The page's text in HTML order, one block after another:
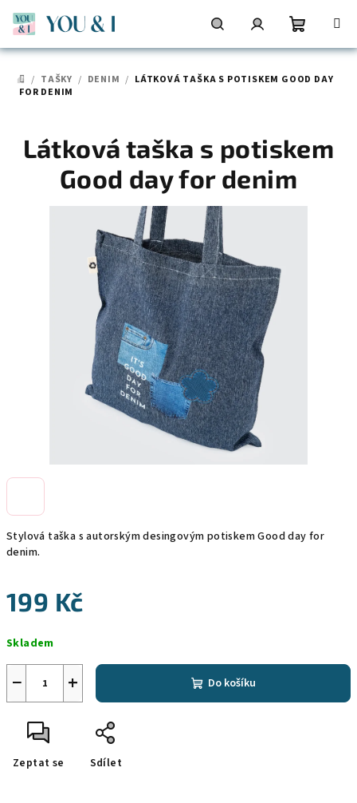
obsah
HledatPřihlášeníNákupní
DOMŮ
/ TAŠKY / DENIM / LÁTKOVÁ TAŠKA S POTISKEM GOOD DAY
FOR DENIM
Stylová taška s autorským desingovým potiskem Good day for
denim.
199 Kč
cena:
Skladem
+
− Do košíku
Zeptat se Sdílet
Látková taška s potiskem
Good day for denim